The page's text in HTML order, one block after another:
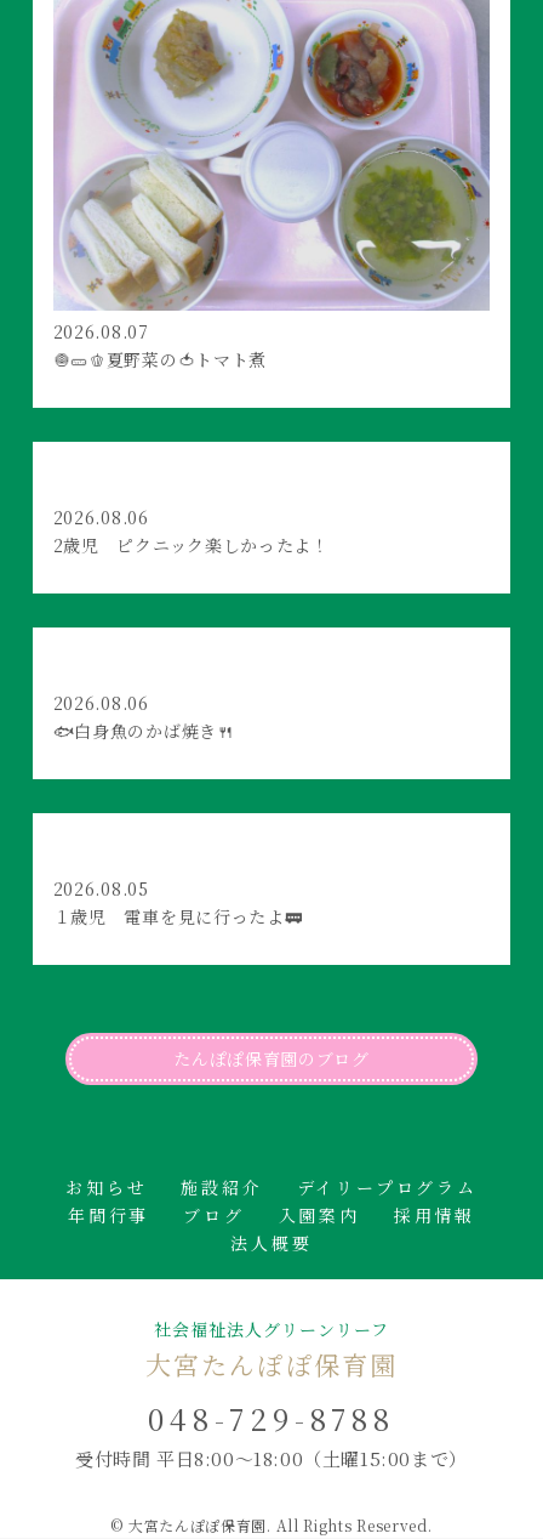
2026.08.07
🧅🥒🫑夏野菜の🍅トマト煮
2026.08.06
2歳児 ピクニック楽しかったよ！
2026.08.06
🐟白身魚のかば焼き🍴
2026.08.05
１歳児 電車を見に行ったよ🚃
たんぽぽ保育園のブログ
お知らせ 施設紹介
デイリープログラム
年間行事
ブログ 入園案内
採用情報
法人概要
社会福祉法人グリーンリーフ
大宮たんぽぽ保育園
048-729-8788
受付時間 平日8:00～18:00 （土曜15:00まで）
© 大宮たんぽぽ保育園. All Rights Reserved.